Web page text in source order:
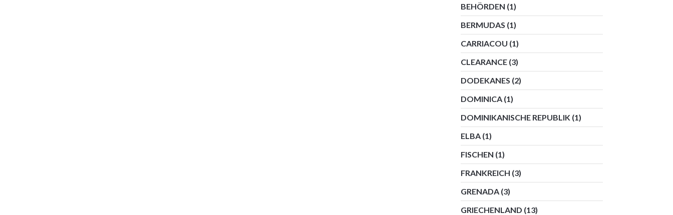
BEHÖRDEN (1)
BERMUDAS (1)
CARRIACOU (1)
CLEARANCE (3)
DODEKANES (2)
DOMINICA (1)
DOMINIKANISCHE REPUBLIK (1)
ELBA (1)
FISCHEN (1)
FRANKREICH (3)
GRENADA (3)
GRIECHENLAND (13)